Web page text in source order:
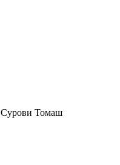
Сурови Томаш